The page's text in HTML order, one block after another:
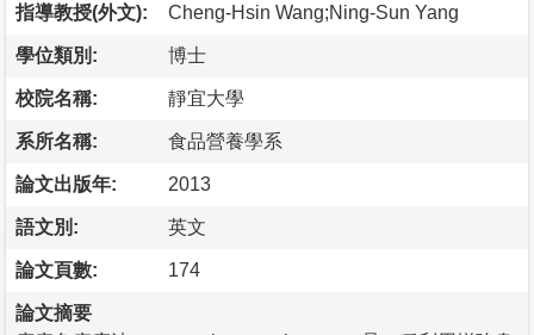
指導教授(外文): Cheng-Hsin Wang;Ning-Sun Yang
學位類別: 博士
校院名稱: 靜宜大學
系所名稱: 食品營養學系
論文出版年: 2013
語文別: 英文
論文頁數: 174
論文摘要